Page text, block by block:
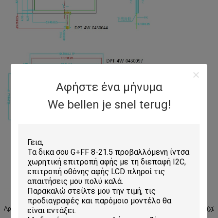
Αφήστε ένα μήνυμα
We bellen je snel terug!
Αριθ. Μέγεθος VA